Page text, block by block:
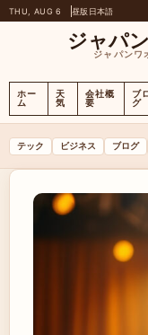
THU, AUG 6 昼版 日本語
ジャパ
ジャパンワ
ホー
ム
天
気
会社概
要
ブ
グ
テック ビジネス ブログ